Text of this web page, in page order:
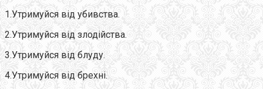
1.Утримуйся від убивства.
2.Утримуйся від злодійства.
3.Утримуйся від блуду.
4.Утримуйся від брехні.